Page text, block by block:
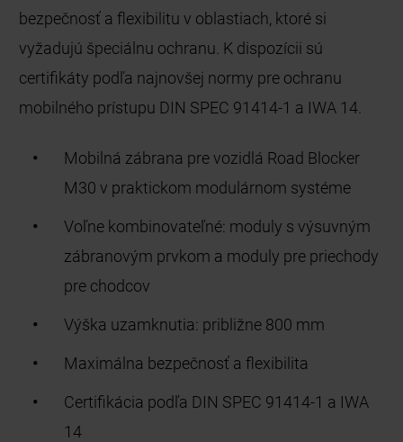
bezpečnosť a flexibilitu v oblastiach, ktoré si
vyžadujú špeciálnu ochranu. K dispozícii sú
certifikáty podľa najnovšej normy pre ochranu
mobilného prístupu DIN SPEC 91414-1 a IWA 14.
Mobilná zábrana pre vozidlá Road Blocker
M30 v praktickom modulárnom systéme
Voľne kombinovateľné: moduly s výsuvným
zábranovým prvkom a moduly pre priechody
pre chodcov
Výška uzamknutia: približne 800 mm
Maximálna bezpečnosť a flexibilita
Certifikácia podľa DIN SPEC 91414-1 a IWA
14